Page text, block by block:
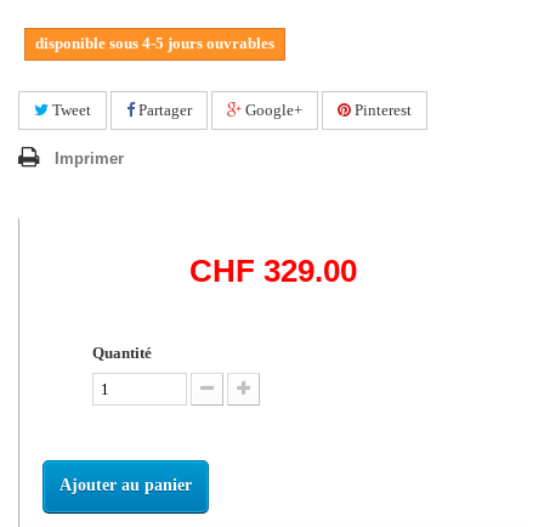
disponible sous 4-5 jours ouvrables
Tweet Partager Google+ Pinterest
Imprimer
CHF 329.00
Quantité
Ajouter au panier